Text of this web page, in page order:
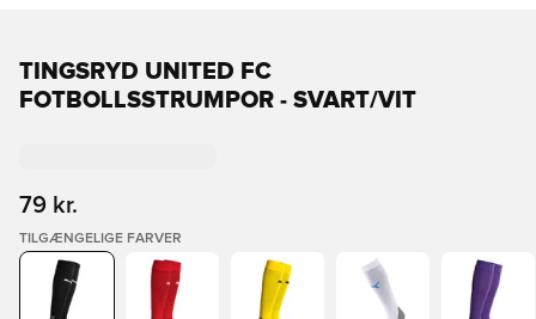
TINGSRYD UNITED FC
FOTBOLLSSTRUMPOR - SVART/VIT
79 kr.
TILGÆNGELIGE FARVER